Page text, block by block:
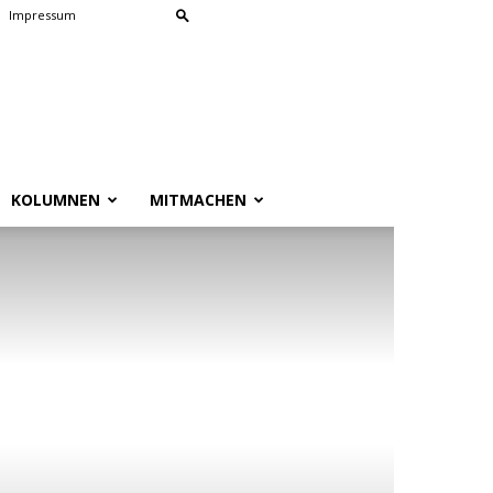
Impressum
KOLUMNEN MITMACHEN